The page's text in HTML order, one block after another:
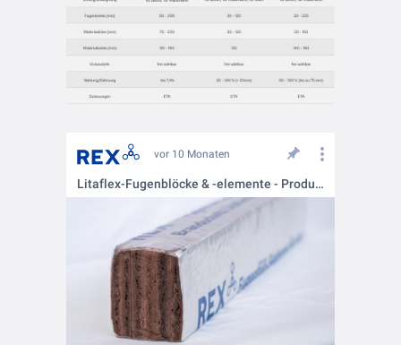
vor 10 Monaten
Litaflex-Fugenblöcke & -elemente - Produktvarianten im Überblick